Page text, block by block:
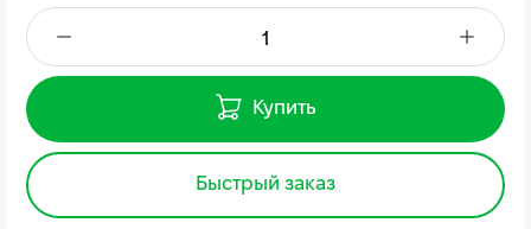
Купить
Быстрый заказ